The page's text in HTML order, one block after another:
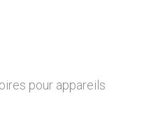
pour appareils